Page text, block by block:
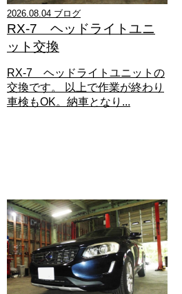
2026.08.04 ブログ
RX-7 ヘッドライトユニ
ット交換
RX-7 ヘッドライトユニットの
交換です。 以上で作業が終わり
車検もOK。納車となり...